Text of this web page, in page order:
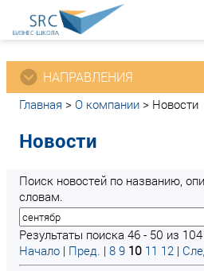
НАПРАВЛЕНИЯ
Главная > О компании > Новости
Новости
Поиск новостей по названию,
словам.
Результаты поиска 46 - 50 из 104
Начало | Пред. | 8 9 10 11 12 |